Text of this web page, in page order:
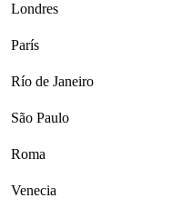
Londres
París
Río de Janeiro
São Paulo
Roma
Venecia